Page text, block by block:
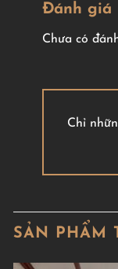
Đánh giá
Chưa có
Chỉ
SẢN PHẨM